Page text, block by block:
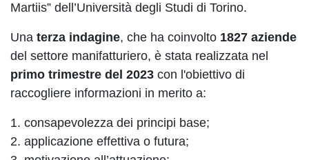
Martiis” dell’Università degli Studi di Torino.
Una terza indagine, che ha coinvolto 1827 aziende
del settore manifatturiero, è stata realizzata nel
primo trimestre del 2023 con l'obiettivo di
raccogliere informazioni in merito a:
1. consapevolezza dei principi base;
2. applicazione effettiva o futura;